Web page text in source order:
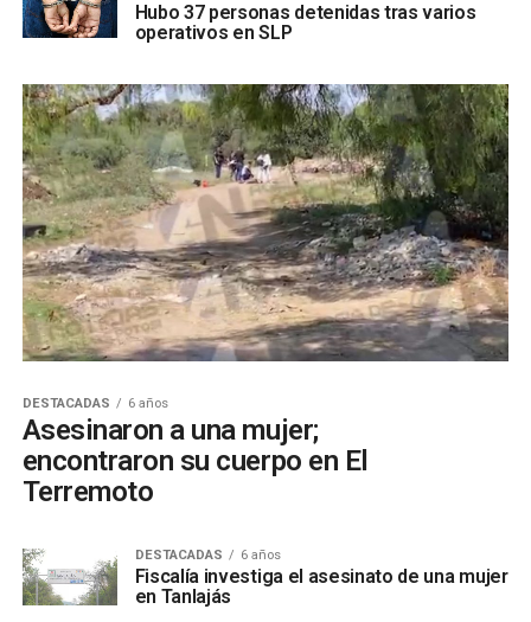
Hubo 37 personas detenidas tras varios
operativos en SLP
DESTACADAS 6 años
Asesinaron a una mujer;
encontraron su cuerpo en El
Terremoto
DESTACADAS 6 años
Fiscalía investiga el asesinato de una mujer
en Tanlajás